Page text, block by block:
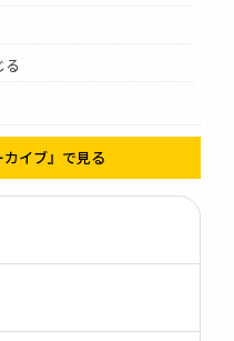
る
カイブ』で見る